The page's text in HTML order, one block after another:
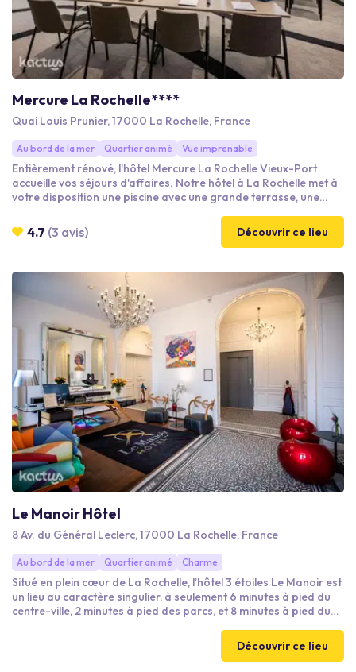
Mercure La Rochelle****
Quai Louis Prunier, 17000 La Rochelle, France
Au bord de la mer Quartier animé Vue imprenable
Entièrement rénové, l'hôtel Mercure La Rochelle Vieux-Port
accueille vos séjours d'affaires. Notre hôtel à La Rochelle met à
votre disposition une piscine avec une grande terrasse, une
avec vue sur le vieux port et les tours de la Rochelle. Vous
pourrez y déguster un savoureux petit déjeuner et découvrir
maritime, mariant subtilement les produits frais et locaaux.
4.7 (3 avis) Découvrir ce lieu
Le Manoir Hôtel
8 Av. du Général Leclerc, 17000 La Rochelle, France
Au bord de la mer Quartier animé Charme
Situé en plein cœur de La Rochelle, l’hôtel 3 étoiles Le Manoir est
un lieu au caractère singulier, à seulement 6 minutes à pied du
centre-ville, 2 minutes à pied des parcs, et 8 minutes à pied du
entièrement rénové, découvrez ses 18 chambres intimistes et
pleines de charme au style moderne et contemporain. L’équipe
Découvrir ce lieu